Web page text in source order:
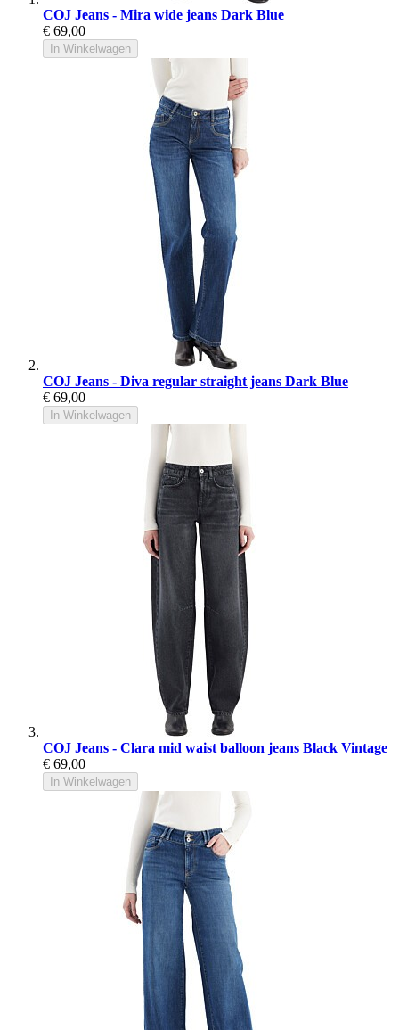
COJ Jeans - Mira wide jeans Dark Blue
€ 69,00
In Winkelwagen
COJ Jeans - Diva regular straight jeans Dark Blue
€ 69,00
In Winkelwagen
COJ Jeans - Clara mid waist balloon jeans Black Vintage
€ 69,00
In Winkelwagen